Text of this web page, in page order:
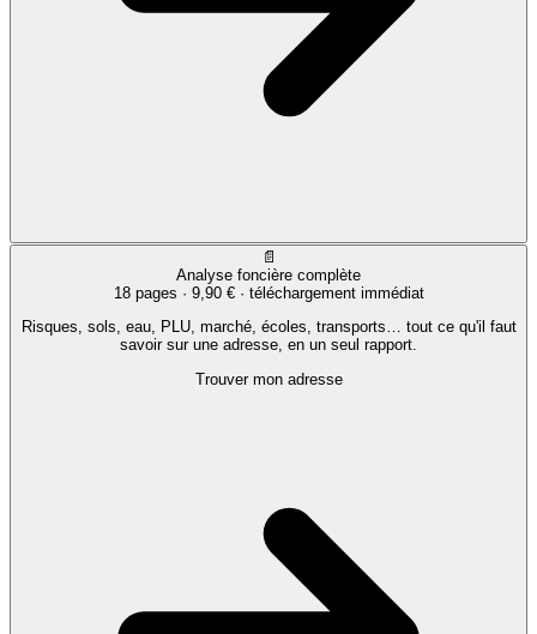
📄
Analyse foncière complète
18 pages · 9,90 €· téléchargement immédiat
Risques, sols, eau, PLU, marché, écoles, transports… tout ce qu'il faut
savoir sur une adresse, en un seul rapport.
Trouver mon adresse